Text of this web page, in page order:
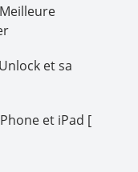
et sa
et iPad [